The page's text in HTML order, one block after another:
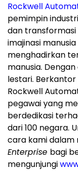
Rockwell
pemimpin
dan transformasi
imajinasi
menghadirkan
manusia.
lestari. Berkantor
Rockwell
pegawai yang
berdedikasi
dari 100 negara.
cara kami dalam
Enterprise bagi
mengunjungi